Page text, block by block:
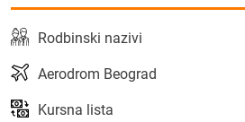
Rodbinski nazivi
Aerodrom Beograd
Kursna lista